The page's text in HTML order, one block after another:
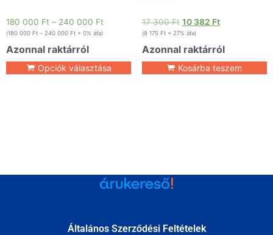
180 000 Ft – 240 000 Ft
(180 000 Ft – 240 000 Ft + 0% áfa)
Azonnal raktárról
Opciók választása
17 300Ft 10 382 Ft
(8 175 Ft+ 27% áfa)
Azonnal raktárról
Kosárba teszem
Általános Szerződési Feltételek